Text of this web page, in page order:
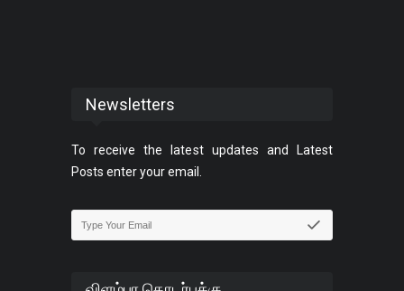
Newsletters
To receive the latest updates and Latest
Posts enter your email.